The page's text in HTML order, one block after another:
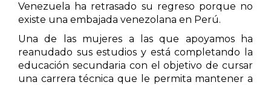
Venezuela ha retrasado su regreso porque no
existe una embajada venezolana en Perú.
Una de las mujeres a las que apoyamos ha
reanudado sus estudios y está completando la
educación secundaria con el objetivo de cursar
una carrera técnica que le permita mantener a